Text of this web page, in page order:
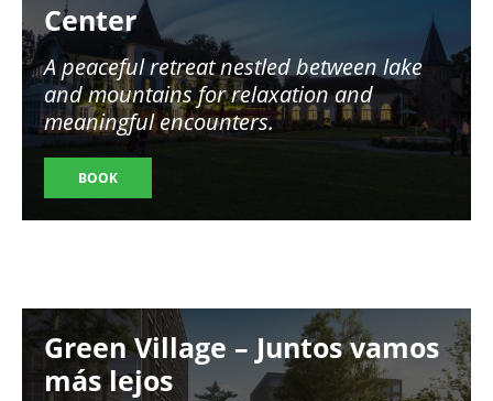
Center
A peaceful retreat nestled between lake
and mountains for relaxation and
meaningful encounters.
BOOK
Image
Green Village – Juntos vamos
más lejos